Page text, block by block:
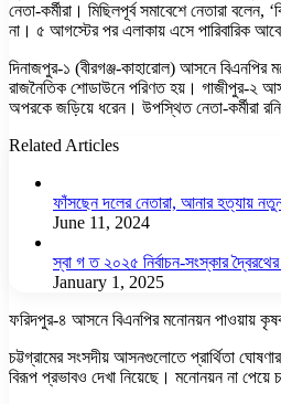
নেতা-কর্মীরা। মিছিলপূর্ব সমাবেশে নেতারা
না। ৫ আগস্টের পর এলাকায় এসে পারিবারিক
দিনাজপুর-১ (বীরগঞ্জ-কাহারোল) আসনে বিএনপির
রাজনৈতিক শোডাউনে পরিণত হয়। গাজীপুর-২
অপরকে জড়িয়ে ধরেন। উপস্থিত নেতা-কর্মীরা
Related Articles
ফাঁসছেন দলের নেতারা, আনার হত্যায়
June 11, 2024
স্বা গ ত ২০২৫ নির্বাচন-সংস্কার
January 1, 2025
ফরিদপুর-৪ আসনে বিএনপির মনোনয়ন পাওয়ায় কৃষক
চট্টগ্রামের সংসদীয় আসনগুলোতে প্রার্থিতা
বিরূপ প্রভাবও দেখা নিয়েছে। মনোনয়ন না পেয়ে